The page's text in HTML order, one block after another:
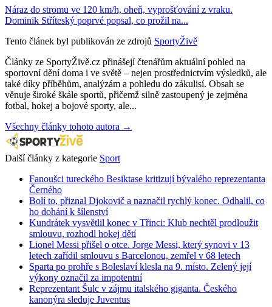
Náraz do stromu ve 120 km/h, oheň, vyprošťování z vraku.
Dominik Stříteský poprvé popsal, co prožil na...
Tento článek byl publikován ze zdrojů SportyŽivě
Články ze SportyŽivě.cz přinášejí čtenářům aktuální pohled na
sportovní dění doma i ve světě – nejen prostřednictvím výsledků, ale
také díky příběhům, analýzám a pohledu do zákulisí. Obsah se
věnuje široké škále sportů, přičemž silně zastoupený je zejména
fotbal, hokej a bojové sporty, ale...
Všechny články tohoto autora →
Další články z kategorie Sport
Fanoušci tureckého Besiktase kritizují bývalého reprezentanta
Černého
Bolí to, přiznal Djokovič a naznačil rychlý konec. Odhalil, co
ho dohání k šílenství
Kundrátek vysvětlil konec v Třinci: Klub nechtěl prodloužit
smlouvu, rozhodl hokej dětí
Lionel Messi přišel o otce. Jorge Messi, který synovi v 13
letech zařídil smlouvu s Barcelonou, zemřel v 68 letech
Sparta po prohře s Boleslaví klesla na 9. místo. Zelený její
výkony označil za impotentní
Reprezentant Šulc v zájmu italského giganta. Českého
kanonýra sleduje Juventus